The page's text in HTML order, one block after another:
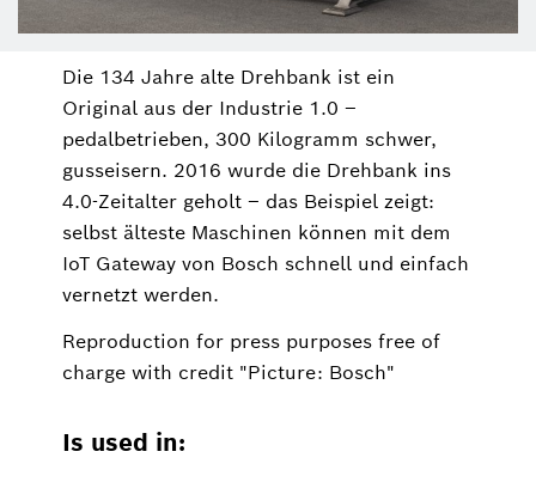
Die 134 Jahre alte Drehbank ist ein
Original aus der Industrie 1.0 –
pedalbetrieben, 300 Kilogramm schwer,
gusseisern. 2016 wurde die Drehbank ins
4.0-Zeitalter geholt – das Beispiel zeigt:
selbst älteste Maschinen können mit dem
IoT Gateway von Bosch schnell und einfach
vernetzt werden.
Reproduction for press purposes free of
charge with credit "Picture: Bosch"
Is used in: